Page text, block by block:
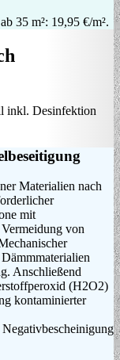
35 m²: 19,95 €/m².
inkl. Desinfektion
Materialien nach
mit
von
Anschließend
(H2O2)
kontaminierter